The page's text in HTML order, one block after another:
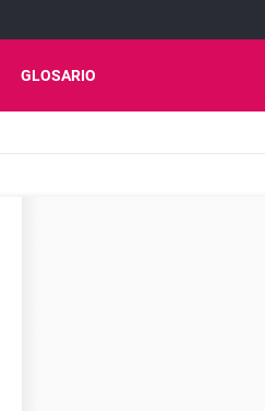
GLOSARIO